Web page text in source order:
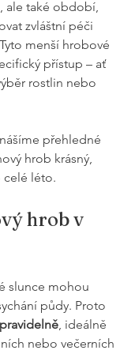
ale také období,
zvláštní péči
menší hrobové
přístup – ať
rostlin nebo
přehledné
hrob krásný,
celé léto.
hrob v
slunce mohou
půdy. Proto
, ideálně
nebo večerních